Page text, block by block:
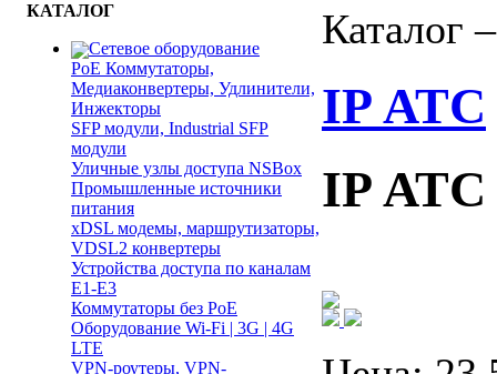
КАТАЛОГ
Сетевое оборудование
PoE Коммутаторы,
Медиаконвертеры, Удлинители,
Инжекторы
SFP модули, Industrial SFP
модули
Уличные узлы доступа NSBox
Промышленные источники
питания
xDSL модемы, маршрутизаторы,
VDSL2 конвертеры
Устройства доступа по каналам
E1-E3
Коммутаторы без PoE
Оборудование Wi-Fi | 3G | 4G
LTE
VPN-роутеры, VPN-
Каталог
IP АТС
IP АТС